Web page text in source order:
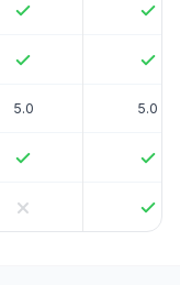
5.0 5.0